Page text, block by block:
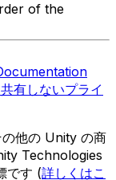
of the
有しないプライ
他の Unity の商
Technologies
です (詳しくはこ